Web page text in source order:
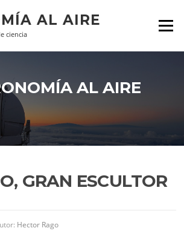
AL AIRE
ciencia
Menú
AL AIRE
GRAN ESCULTOR
Hector Rago